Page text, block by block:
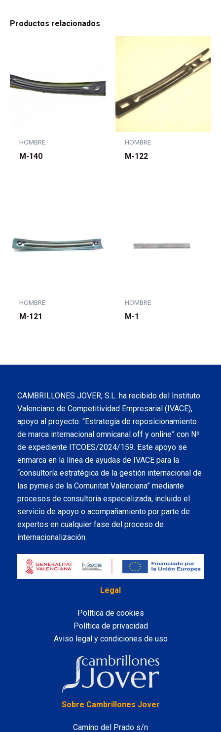
Productos relacionados
HOMBRE
M-140
HOMBRE
M-122
HOMBRE
M-121
HOMBRE
M-1
CAMBRILLONES JOVER, S.L. ha recibido del Instituto
Valenciano de Competitividad Empresarial (IVACE),
apoyo al proyecto: “Estrategia de reposicionamiento
de marca internacional omnicanal off y online” con Nº
de expediente ITCOES/2024/159. Este apoyo se
enmarca en la línea de ayudas de IVACE para la
“consultoría estratégica de la gestión internacional de
las pymes de la Comunitat Valenciana” mediante
procesos de consultoría especializada, incluido el
servicio de apoyo o acompañamiento por parte de
expertos en cualquier fase del proceso de
internacionalización.
Legal
Política de cookies
Política de privacidad
Aviso legal y condiciones de uso
Sobre Cambrillones Jover
Camino del Prado s/n
LinkedIn